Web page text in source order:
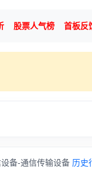
股票人气榜 首板反
备-通信传输设备 历史